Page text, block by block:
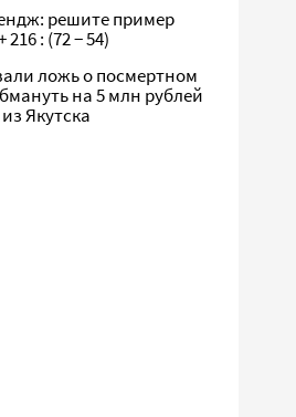
решите пример
216 : (72 − 54)
ложь о посмертном
на 5 млн рублей
Якутска